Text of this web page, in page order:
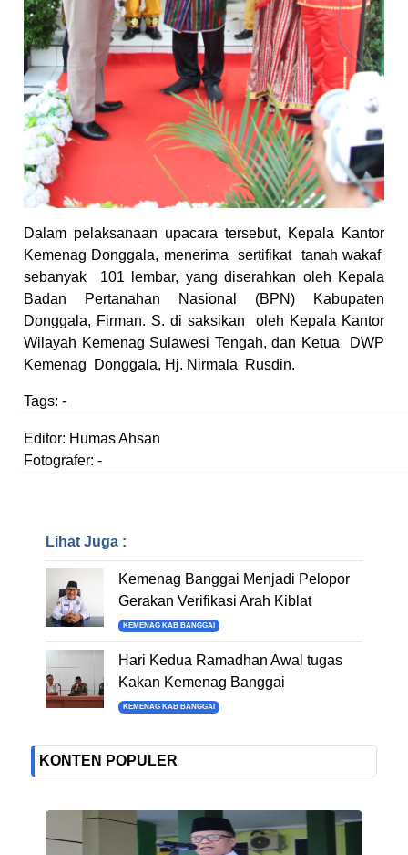
Dalam pelaksanaan upacara tersebut, Kepala Kantor
Kemenag Donggala, menerima
sertifikat
tanah wakaf
sebanyak
101 lembar, yang diserahkan oleh Kepala
Badan Pertanahan Nasional (BPN) Kabupaten
Donggala, Firman. S. di saksikan
oleh Kepala Kantor
Wilayah Kemenag Sulawesi Tengah, dan Ketua
DWP
Kemenag
Donggala, Hj. Nirmala Rusdin.
Tags: -
Editor: Humas Ahsan
Fotografer: -
Lihat Juga :
Kemenag Banggai Menjadi Pelopor
Gerakan Verifikasi Arah Kiblat
KEMENAG KAB BANGGAI
Hari Kedua Ramadhan Awal tugas
Kakan Kemenag Banggai
KEMENAG KAB BANGGAI
KONTEN POPULER